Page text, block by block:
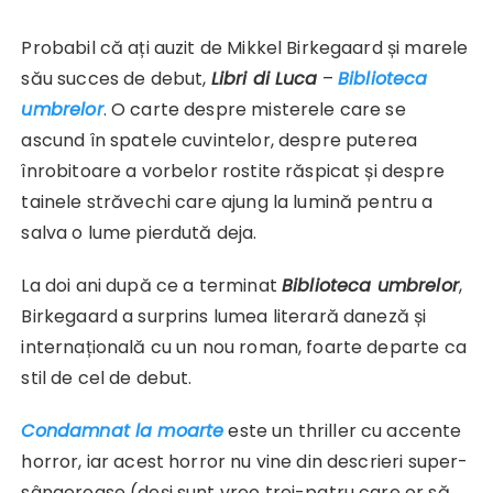
Probabil că ați auzit de Mikkel Birkegaard și marele
său succes de debut, Libri di Luca –Biblioteca
umbrelor. O carte despre misterele care se
ascund în spatele cuvintelor, despre puterea
înrobitoare a vorbelor rostite răspicat și despre
tainele străvechi care ajung la lumină pentru a
salva o lume pierdută deja.
La doi ani după ce a terminat Biblioteca umbrelor,
Birkegaard a surprins lumea literară daneză și
internațională cu un nou roman, foarte departe ca
stil de cel de debut.
Condamnat la moarteeste un thriller cu accente
horror, iar acest horror nu vine din descrieri super-